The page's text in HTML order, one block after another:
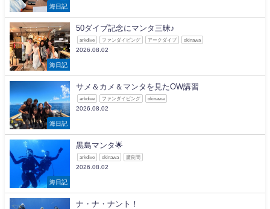
海日記
海日記
50ダイブ記念にマンタ三昧♪
arkdive ファンダイビング アークダイブ okinawa
2026.08.02
海日記
サメ＆カメ＆マンタを見たOW講習
arkdive ファンダイビング okinawa
2026.08.02
海日記
黒島マンタ🌟
arkdive okinawa 慶良間
2026.08.02
ナ・ナ・ナント！